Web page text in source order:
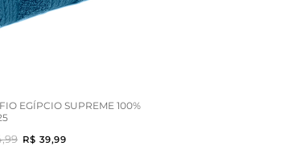
EGÍPCIO SUPREME 100%
R$ 39,99